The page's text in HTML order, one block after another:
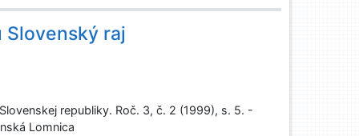
Slovenský raj
republiky. Roč. 3, č. 2 (1999), s. 5. -
Lomnica